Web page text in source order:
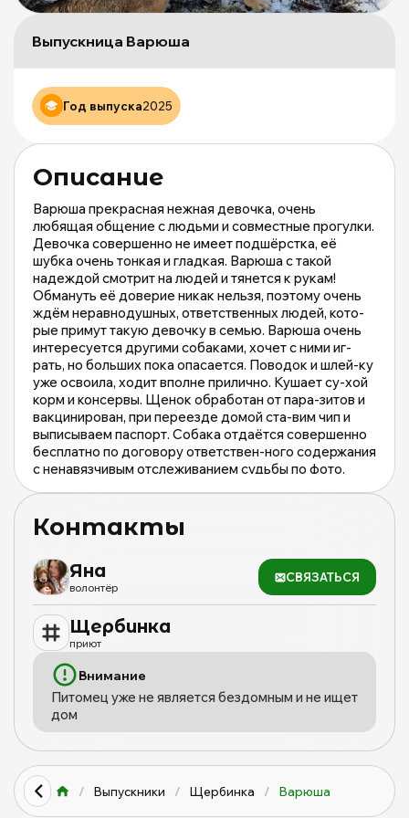
Описание
Варюша прекрасная нежная девочка, очень
любящая общение с людьми и совместные прогулки.
Девочка совершенно не имеет подшёрстка, её
шубка очень тонкая и гладкая. Варюша с такой
надеждой смотрит на людей и тянется к рукам!
Обмануть её доверие никак нельзя, поэтому очень
ждём неравнодушных, ответственных людей, кото-
рые примут такую девочку в семью. Варюша очень
интересуется другими собаками, хочет с ними иг-
рать, но больших пока опасается. Поводок и шлей-ку
уже освоила, ходит вполне прилично. Кушает су-хой
корм и консервы. Щенок обработан от пара-зитов и
вакцинирован, при переезде домой ста-вим чип и
выписываем паспорт. Собака отдаётся совершенно
бесплатно по договору ответствен-ного содержания
с ненавязчивым отслеживанием судьбы по фото.
Контакты
Яна
волонтёр
СВЯЗАТЬСЯ
Щербинка
приют
Внимание
Питомец уже не является бездомным и не ищет
дом
и
Выпускница Варюша
Год выпуска2025
/ Выпускники / Щербинка / Варюша